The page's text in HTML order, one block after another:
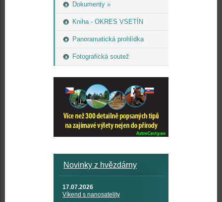
Dokumenty »
Kniha - OKRES VSETÍN
Panoramatická prohlídka
Fotografická soutež
Novinky z hvězdárny
17.07.2026
Víkend s nanosatelity